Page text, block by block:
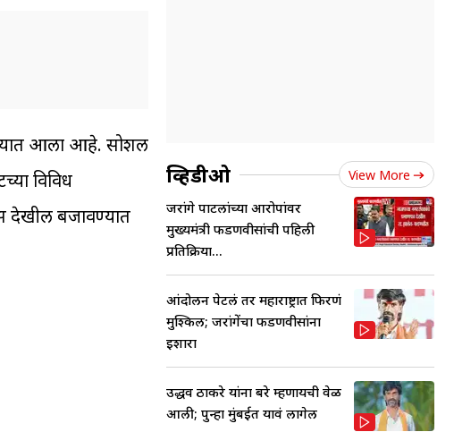
आला आहे. सोशल
विविध
देखील बजावण्यात
व्हिडीओ View More
जरांगे पाटलांच्या आरोपांवर
मुख्यमंत्री फडणवीसांची पहिली
प्रतिक्रिया...
आंदोलन पेटलं तर महाराष्ट्रात फिरणं
मुश्किल; जरांगेंचा फडणवीसांना
इशारा
उद्धव ठाकरे यांना बरे म्हणायची वेळ
आली; पुन्हा मुंबईत यावं लागेल